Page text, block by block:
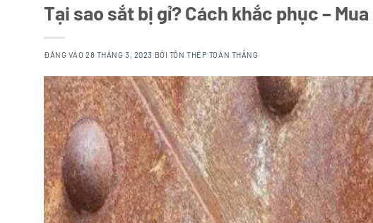
Tại sao sắt bị gỉ? Cách khắc phục –
ĐĂNG VÀO28 THÁNG 3, 2023 BỞI TÔN THÉP TOÀN THẮNG